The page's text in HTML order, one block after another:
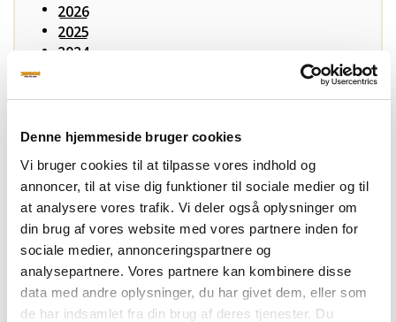
Denne hjemmeside bruger cookies
Vi bruger cookies til at tilpasse vores indhold og
annoncer, til at vise dig funktioner til sociale medier og til
at analysere vores trafik. Vi deler også oplysninger om
din brug af vores website med vores partnere inden for
sociale medier, annonceringspartnere og
analysepartnere. Vores partnere kan kombinere disse
data med andre oplysninger, du har givet dem, eller som
de har indsamlet fra din brug af deres tjenester. Du
2026
2025
2024
september
oktober
november
december
2023
2022
2021
2020